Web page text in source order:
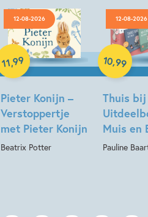
12-08-2026
Pieter Konijn –
Verstoppertje
met Pieter Konijn
Beatrix Potter
11,99
Hardcover
12-08-2026
Thuis
Muis en
Pauline
10,99
Hardcover